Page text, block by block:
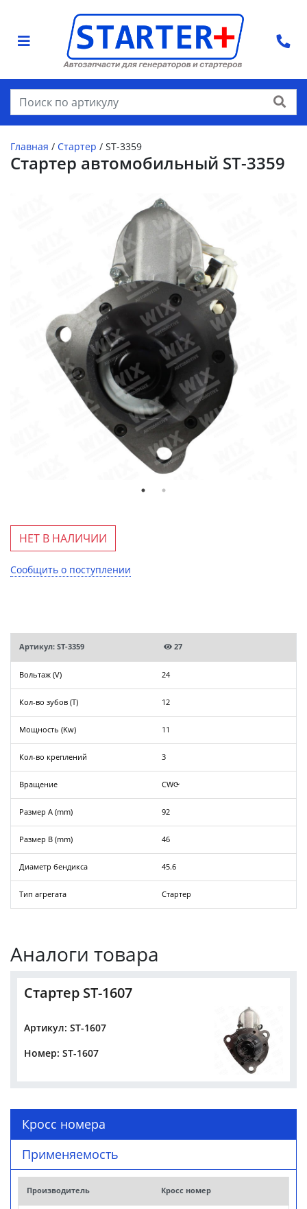
Найти
Главная / Стартер / ST-3359
Стартер автомобильный ST-3359
НЕТ В НАЛИЧИИ
Сообщить о поступлении
Артикул: ST-3359 27
Вольтаж (V) 24
Кол-во зубов (T) 12
Мощность (Kw) 11
Кол-во креплений 3
Вращение CW⟳
Размер A (mm) 92
Размер B (mm) 46
Диаметр бендикса 45.6
Тип агрегата Стартер
Аналоги товара
Стартер ST-1607
Артикул: ST-1607
Номер: ST-1607
Кросс номера
Применяемость
Производитель Кросс номер